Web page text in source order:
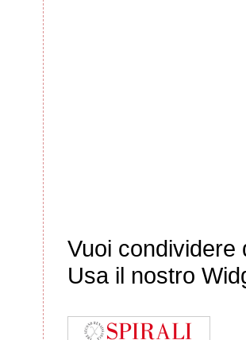
Vuoi condividere
Usa il nostro